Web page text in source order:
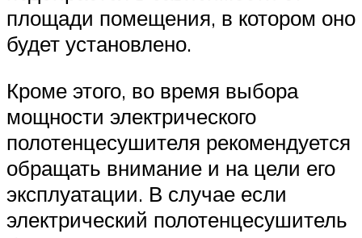
площади помещения, в котором оно
будет установлено.
Кроме этого, во время выбора
мощности электрического
полотенцесушителя рекомендуется
обращать внимание и на цели его
эксплуатации. В случае если
электрический полотенцесушитель